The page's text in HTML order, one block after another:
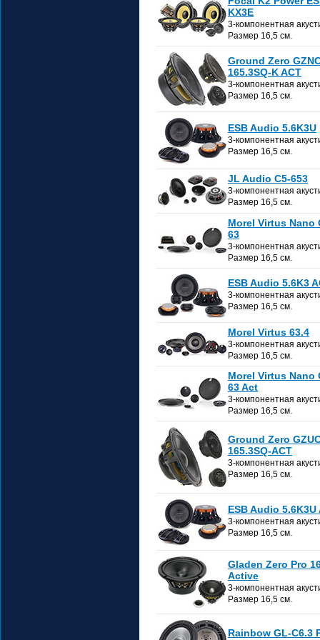
KX3E
3-компонентная
Размер 16,5 см.
Ground Zero
165.3SQ-K ACT
3-компонентная
Размер 16,5 см.
ESB Audio 5.6K3U
3-компонентная
Размер 16,5 см.
JL Audio C5-653
3-компонентная
Размер 16,5 см.
Morel Virtus Nano
63
3-компонентная
Размер 16,5 см.
ESB Audio 5.6K3
3-компонентная
Размер 16,5 см.
Morel Virtus 63.4
3-компонентная
Размер 16,5 см.
Morel Virtus Nano
63 Act
3-компонентная
Размер 16,5 см.
Ground Zero
165.3SQ-ACT
3-компонентная
Размер 16,5 см.
ESB Audio 5.6K3U
3-компонентная
Размер 16,5 см.
Gladen Zero Pro
Active
3-компонентная
Размер 16,5 см.
Rainbow GL-C6.3